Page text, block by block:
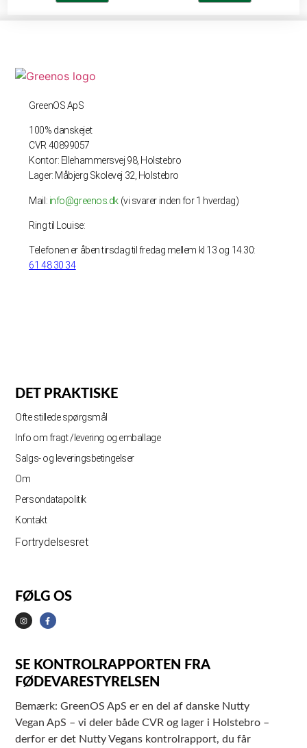
GreenOS ApS
100% danskejet
CVR 40899057
Kontor: Ellehammersvej 98, Holstebro
Lager: Måbjerg Skolevej 32, Holstebro
Mail: info@greenos.dk (vi svarer inden for 1 hverdag)
Ring til Louise:
Telefonen er åben tirsdag til fredag mellem kl 13 og 14.30:
61 48 30 34
DET PRAKTISKE
Ofte stillede spørgsmål
Info om fragt /levering og emballage
Salgs- og leveringsbetingelser
Om
Persondatapolitik
Kontakt
Fortrydelsesret
FØLG OS
SE KONTROLRAPPORTEN FRA
FØDEVARESTYRELSEN
Bemærk: GreenOS ApS er en del af danske Nutty
Vegan ApS – vi deler både CVR og lager i Holstebro –
derfor er det Nutty Vegans kontrolrapport, du får